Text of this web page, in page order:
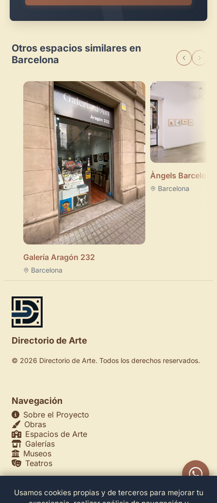
Otros espacios similares en
Barcelona
Galería Aragón 232
Barcelona
Àngels Barcelona
Barcelona
Directorio de Arte
© 2026 Directorio de Arte. Todos los derechos reservados.
Navegación
Sobre el Proyecto
Obras
Espacios de Arte
Galerías
Museos
Teatros
Legales
Usamos cookies propias y de terceros para mejorar tu